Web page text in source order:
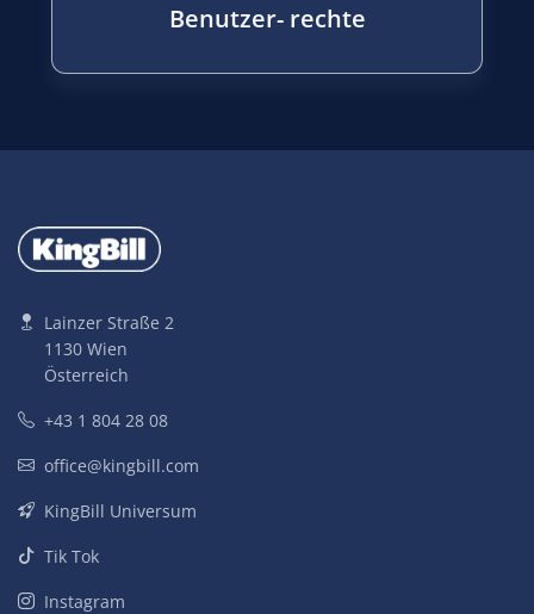
Benutzer- rechte
Lainzer Straße 2
1130 Wien
Österreich
+43 1 804 28 08
office@kingbill.com
KingBill Universum
Tik Tok
Instagram